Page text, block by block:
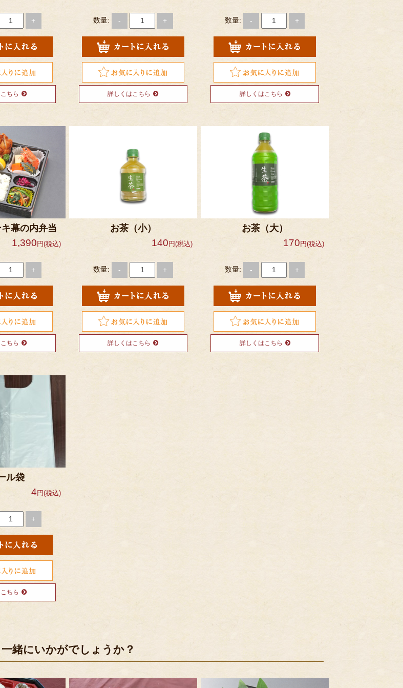
+
ちら
数量: - +
詳しくはこちら
数量: - +
詳しくはこちら
幕の内弁当
1,390 円(税込)
+
ちら
お茶（小）
140 円(税込)
数量: - +
詳しくはこちら
お茶（大）
170 円(税込)
数量: - +
詳しくはこちら
ル袋
4 円(税込)
+
ちら
緒にいかがでしょうか？